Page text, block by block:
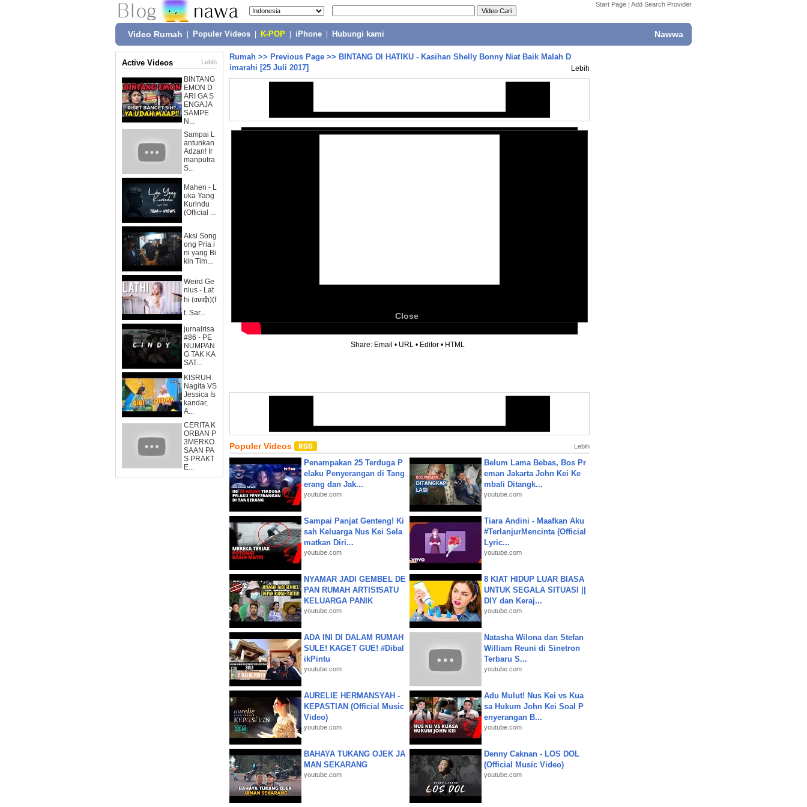
Start Page | Add Search Provider
Video Rumah Populer Videos K-POP iPhone Hubungi kami Nawwa
Active Videos Lebih
BINTANG
EMON D
ARI GA S
ENGAJA
SAMPE
N...
Sampai L
antunkan
Adzan! Ir
manputra
S...
Mahen - L
uka Yang
Kurindu
(Official ...
Aksi Song
ong Pria i
ni yang Bi
kin Tim...
Weird Ge
nius - Lat
hi (ꦭꦛꦶ)(f
t. Sar...
jurnalrisa
#86 - PE
NUMPAN
G TAK KA
SAT...
KISRUH
Nagita VS
Jessica Is
kandar,
A...
CERITA K
ORBAN P
3MERKO
SAAN PA
S PRAKT
E...
Rumah >> Previous Page >> BINTANG DI HATIKU - Kasihan Shelly Bonny Niat Baik Malah D
imarahi [25 Juli 2017]
Lebih
Close
Share: Email • URL • Editor • HTML
Populer Videos Lebih
Penampakan 25 Terduga P
elaku Penyerangan di Tang
erang dan Jak...
youtube.com
Belum Lama Bebas, Bos Pr
eman Jakarta John Kei Ke
mbali Ditangk...
youtube.com
Sampai Panjat Genteng! Ki
sah Keluarga Nus Kei Sela
matkan Diri...
youtube.com
Tiara Andini - Maafkan Aku
#TerlanjurMencinta (Official
Lyric...
youtube.com
NYAMAR JADI GEMBEL DE
PAN RUMAH ARTIS❗SATU
KELUARGA PANIK
youtube.com
8 KIAT HIDUP LUAR BIASA
UNTUK SEGALA SITUASI ||
DIY dan Keraj...
youtube.com
ADA INI DI DALAM RUMAH
SULE! KAGET GUE! #Dibal
ikPintu
youtube.com
Natasha Wilona dan Stefan
William Reuni di Sinetron
Terbaru S...
youtube.com
AURELIE HERMANSYAH -
KEPASTIAN (Official Music
Video)
youtube.com
Adu Mulut! Nus Kei vs Kua
sa Hukum John Kei Soal P
enyerangan B...
youtube.com
BAHAYA TUKANG OJEK JA
MAN SEKARANG
youtube.com
Denny Caknan - LOS DOL
(Official Music Video)
youtube.com